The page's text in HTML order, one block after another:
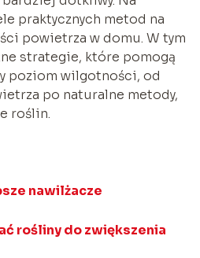
praktycznych metod na
powietrza w domu. W tym
strategie, które pomogą
poziom wilgotności, od
po naturalne metody,
roślin.
nawilżacze
rośliny do zwiększenia